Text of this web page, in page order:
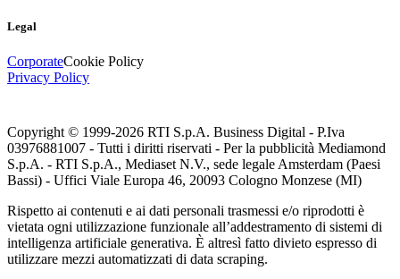
Legal
CorporateCookie Policy
Privacy Policy
Copyright © 1999-2026 RTI S.p.A. Business Digital - P.Iva
03976881007 - Tutti i diritti riservati - Per la pubblicità Mediamond
S.p.A. - RTI S.p.A., Mediaset N.V., sede legale Amsterdam (Paesi
Bassi) - Uffici Viale Europa 46, 20093 Cologno Monzese (MI)
Rispetto ai contenuti e ai dati personali trasmessi e/o riprodotti è
vietata ogni utilizzazione funzionale all’addestramento di sistemi di
intelligenza artificiale generativa. È altresì fatto divieto espresso di
utilizzare mezzi automatizzati di data scraping.